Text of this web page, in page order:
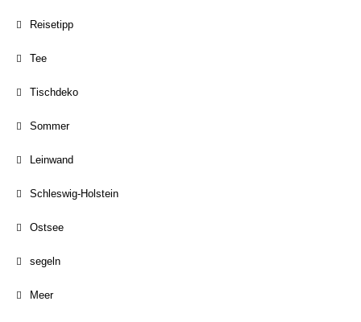
Reisetipp
Tee
Tischdeko
Sommer
Leinwand
Schleswig-Holstein
Ostsee
segeln
Meer